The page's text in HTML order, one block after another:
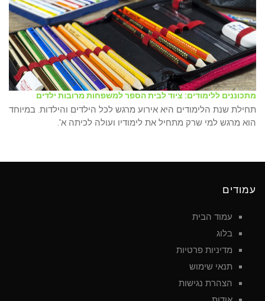
מתכוננים ללימודים: ציוד לבית הספר למשפחות מרובות ילדים
תחילת שנת הלימודים היא אירוע מרגש לכל הילדים והילדות. במיוחד
הוא מרגש למי שרק מתחיל את לימודיו ועולה לכיתה א'.
עמודים
עמוד הבית
בלוג
מדיניות פרטיות
תנאי שימוש
הצהרת נגישות